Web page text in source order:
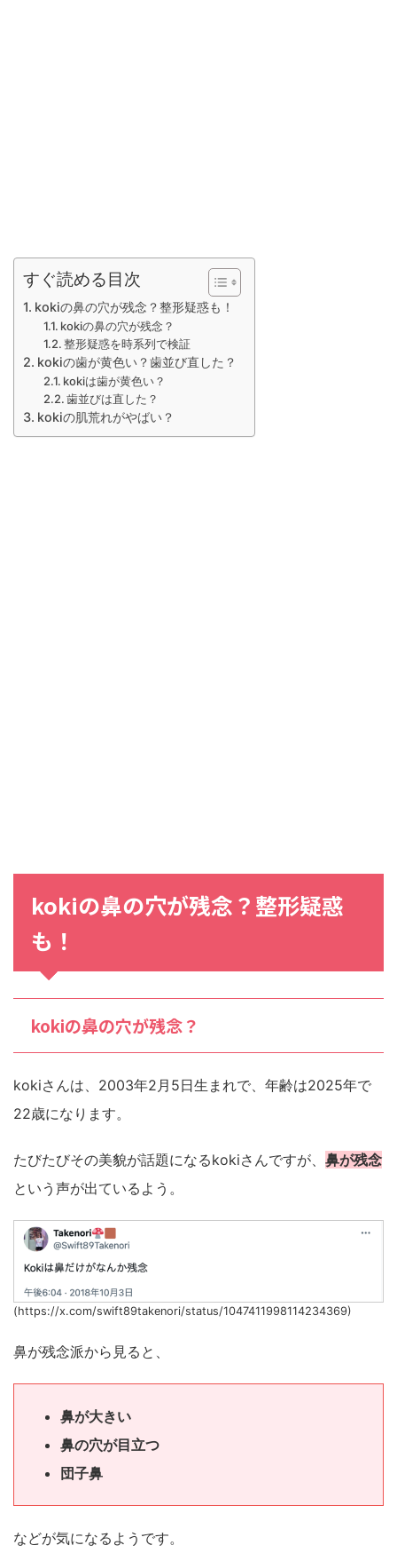
すぐ読める目次
kokiの鼻の穴が残念？整形疑惑も！
kokiの鼻の穴が残念？
整形疑惑を時系列で検証
kokiの歯が黄色い？歯並び直した？
kokiは歯が黄色い？
歯並びは直した？
kokiの肌荒れがやばい？
kokiの鼻の穴が残念？整形疑惑
も！
kokiの鼻の穴が残念？
kokiさんは、2003年2月5日生まれで、年齢は2025年で
22歳になります。
たびたびその美貌が話題になるkokiさんですが、 鼻が残念
という声が出ているよう。
(https://x.com/swift89takenori/status/1047411998114234369)
鼻が残念派から見ると、
鼻が大きい
鼻の穴が目立つ
団子鼻
などが気になるようです。